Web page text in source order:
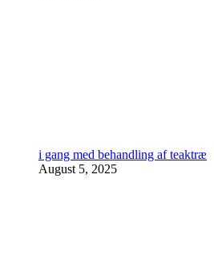
i gang med behandling af teaktræ
August 5, 2025